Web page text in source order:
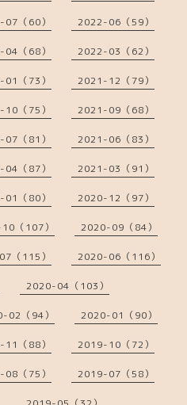
（60） 2022-06（59）
（68） 2022-03（62）
（73） 2021-12（79）
（75） 2021-09（68）
（81） 2021-06（83）
（87） 2021-03（91）
（80） 2020-12（97）
（107） 2020-09（84）
（115） 2020-06（116）
2020-04（103）
02（94） 2020-01（90）
（88） 2019-10（72）
（75） 2019-07（58）